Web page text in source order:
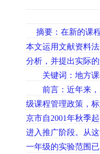
摘要：在新的课
本文运用文献资料
分析，并提出实际
关键词：地方课
前言：近年来，
级课程管理政策，
京市自2001年秋季
进入推广阶段。从
一年级的实验范围